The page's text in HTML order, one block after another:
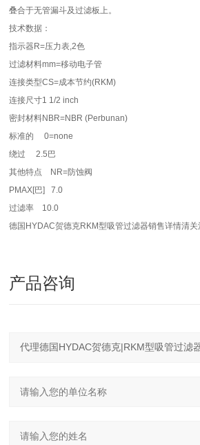
叠合于无管漏斗及过滤板上。
技术数据：
指示器 R=压力表,2色
过滤材料mm=移动电子管
连接类型CS=成本节约(RKM)
连接尺寸1 1/2 inch
密封材料NBR=NBR (Perbunan)
标准的
0=none
绕过
2.5巴
其他特点 NR=防蚀阀
PMAX[巴] 7.0
过滤率 10.0
德国HYDAC贺德克RKM型吸管过滤器销售详情清
产品咨询